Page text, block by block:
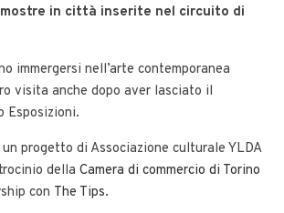
in città inserite nel circuito di
immergersi nell’arte contemporanea
visita anche dopo aver lasciato il
Esposizioni.
progetto di Associazione culturale YLDA
della Camera di commercio di Torino
con The Tips.